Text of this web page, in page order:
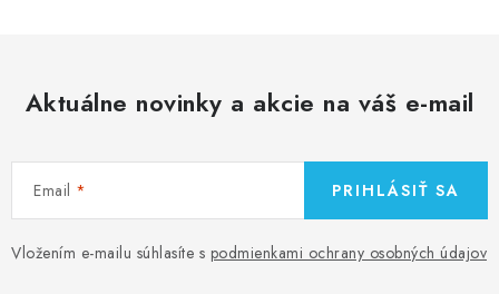
Aktuálne novinky a akcie na váš e-mail
Email
Vložením e-mailu súhlasíte s podmienkami ochrany osobných údajov
PRIHLÁSIŤ SA